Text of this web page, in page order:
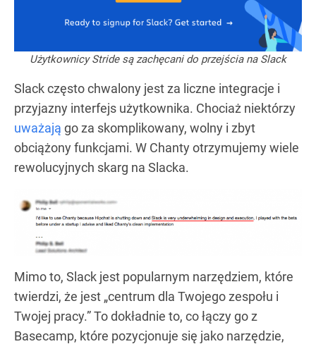
Użytkownicy Stride są zachęcani do przejścia na Slack
Slack często chwalony jest za liczne integracje i
przyjazny interfejs użytkownika. Chociaż niektórzy
uważają go za skomplikowany, wolny i zbyt
obciążony funkcjami. W Chanty otrzymujemy wiele
rewolucyjnych skarg na Slacka.
Mimo to, Slack jest popularnym narzędziem, które
twierdzi, że jest „centrum dla Twojego zespołu i
Twojej pracy.” To dokładnie to, co łączy go z
Basecamp, które pozycjonuje się jako narzędzie,